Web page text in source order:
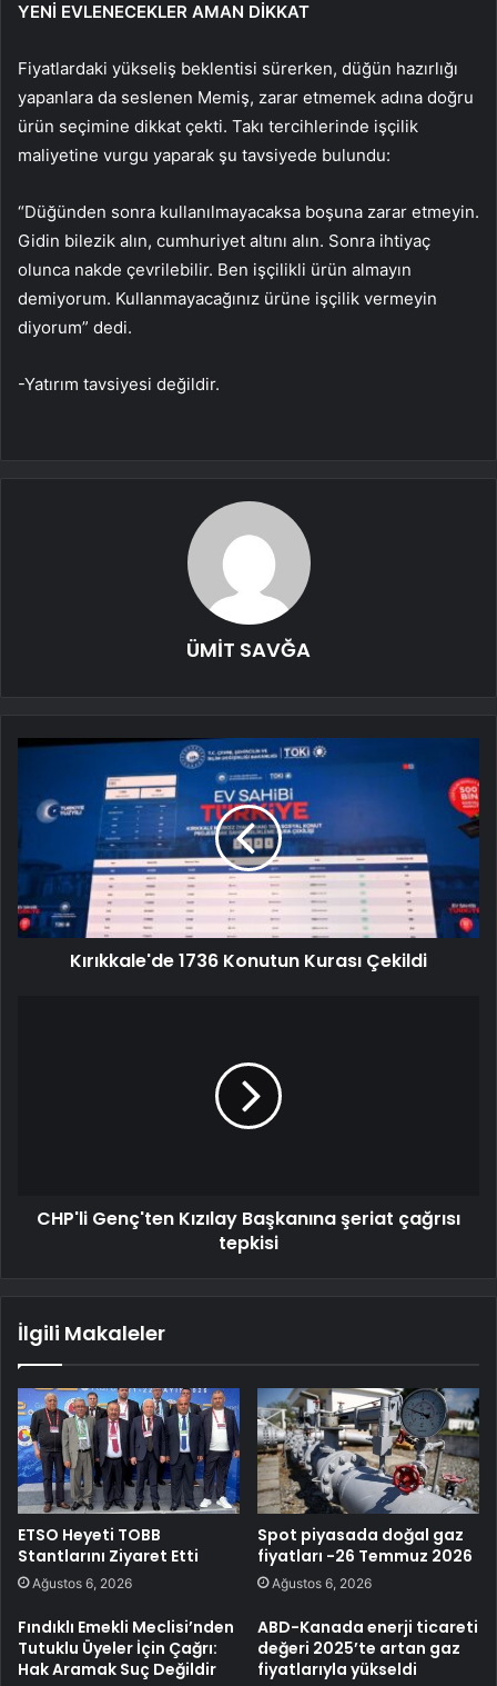
YENİ EVLENECEKLER AMAN DİKKAT
Fiyatlardaki yükseliş beklentisi sürerken, düğün hazırlığı
yapanlara da seslenen Memiş, zarar etmemek adına doğru
ürün seçimine dikkat çekti. Takı tercihlerinde işçilik
maliyetine vurgu yaparak şu tavsiyede bulundu:
“Düğünden sonra kullanılmayacaksa boşuna zarar etmeyin.
Gidin bilezik alın, cumhuriyet altını alın. Sonra ihtiyaç
olunca nakde çevrilebilir. Ben işçilikli ürün almayın
demiyorum. Kullanmayacağınız ürüne işçilik vermeyin
diyorum” dedi.
-Yatırım tavsiyesi değildir.
ÜMİT SAVĞA
Kırıkkale'de 1736 Konutun Kurası Çekildi
CHP'li Genç'ten Kızılay Başkanına şeriat çağrısı
tepkisi
İlgili Makaleler
ETSO Heyeti TOBB
Stantlarını Ziyaret Etti
Ağustos 6, 2026
Spot piyasada doğal gaz
fiyatları -26 Temmuz 2026
Ağustos 6, 2026
Fındıklı Emekli Meclisi’nden
Tutuklu Üyeler İçin Çağrı:
Hak Aramak Suç Değildir
ABD-Kanada enerji ticareti
değeri 2025’te artan gaz
fiyatlarıyla yükseldi